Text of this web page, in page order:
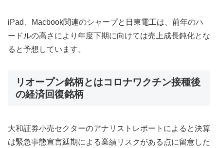
iPad、Macbook関連のシャープと日東電工は、前年のハ
ードルの高さにより年度下期に向けては売上成長鈍化とな
ると予想しています。
リオープン銘柄とはコロナワクチン接種後
の経済回復銘柄
大和証券小売セクターのアナリストレポートによると決算
は緊急事態宣言延期による業績リスクがある点に留意した